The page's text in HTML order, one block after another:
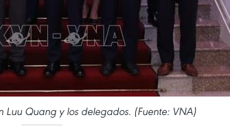
Luu Quang y los delegados. (Fuente: VNA)